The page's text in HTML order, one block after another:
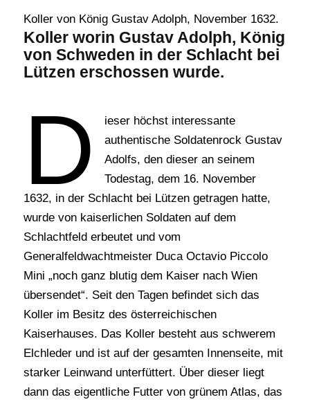
Koller von König Gustav Adolph, November 1632.
Koller worin Gustav Adolph, König
von Schweden in der Schlacht bei
Lützen erschossen wurde.
D
ieser höchst interessante
authentische Soldatenrock Gustav
Adolfs, den dieser an seinem
Todestag, dem 16. November
1632, in der Schlacht bei Lützen getragen hatte,
wurde von kaiserlichen Soldaten auf dem
Schlachtfeld erbeutet und vom
Generalfeldwachtmeister Duca Octavio Piccolo
Mini „noch ganz blutig dem Kaiser nach Wien
übersendet“. Seit den Tagen befindet sich das
Koller im Besitz des österreichischen
Kaiserhauses. Das Koller besteht aus schwerem
Elchleder und ist auf der gesamten Innenseite, mit
starker Leinwand unterfüttert. Über dieser liegt
dann das eigentliche Futter von grünem Atlas, das